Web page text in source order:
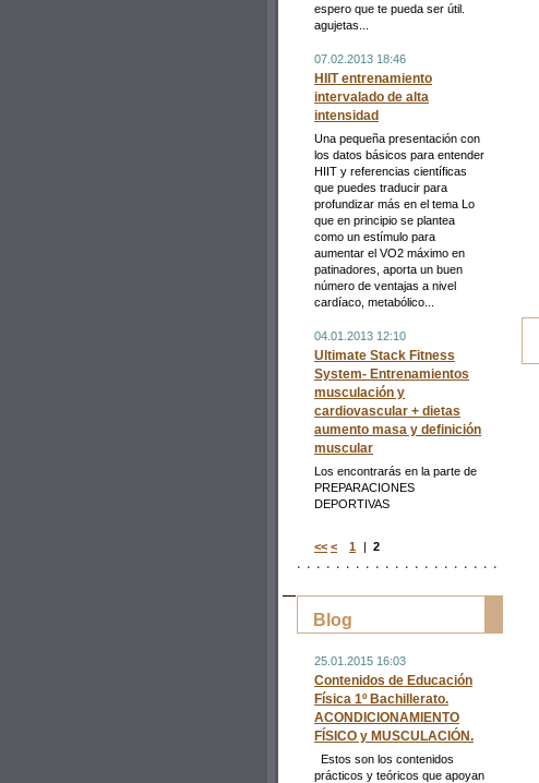
espero que te pueda ser útil.
agujetas...
07.02.2013 18:46
HIIT entrenamiento
intervalado de alta
intensidad
Una pequeña presentación con
los datos básicos para entender
HIIT y referencias científicas
que puedes traducir para
profundizar más en el tema Lo
que en principio se plantea
como un estímulo para
aumentar el VO2 máximo en
patinadores, aporta un buen
número de ventajas a nivel
cardíaco, metabólico...
04.01.2013 12:10
Ultimate Stack Fitness
System- Entrenamientos
musculación y
cardiovascular + dietas
aumento masa y definición
muscular
Los encontrarás en la parte de
PREPARACIONES
DEPORTIVAS
<< < 1 | 2
Blog
25.01.2015 16:03
Contenidos de Educación
Física 1º Bachillerato.
ACONDICIONAMIENTO
FÍSICO y MUSCULACIÓN.
Estos son los contenidos
prácticos y teóricos que apoyan